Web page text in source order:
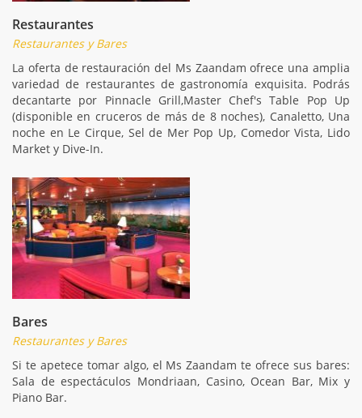
Restaurantes
Restaurantes y Bares
La oferta de restauración del Ms Zaandam ofrece una amplia
variedad de restaurantes de gastronomía exquisita. Podrás
decantarte por Pinnacle Grill,Master Chef's Table Pop Up
(disponible en cruceros de más de 8 noches), Canaletto, Una
noche en Le Cirque, Sel de Mer Pop Up, Comedor Vista, Lido
Market y Dive-In.
Bares
Restaurantes y Bares
Si te apetece tomar algo, el Ms Zaandam te ofrece sus bares:
Sala de espectáculos Mondriaan, Casino, Ocean Bar, Mix y
Piano Bar.